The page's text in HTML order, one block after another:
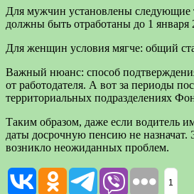
Для мужчин установлены следующие
должны быть отработаны до 1 января
Для женщин условия мягче: общий
Важный нюанс: способ подтверждения
от работодателя. А вот за периоды
территориальных подразделениях
Таким образом, даже если водитель
даты досрочную пенсию не
возникло неожиданных проблем.
1